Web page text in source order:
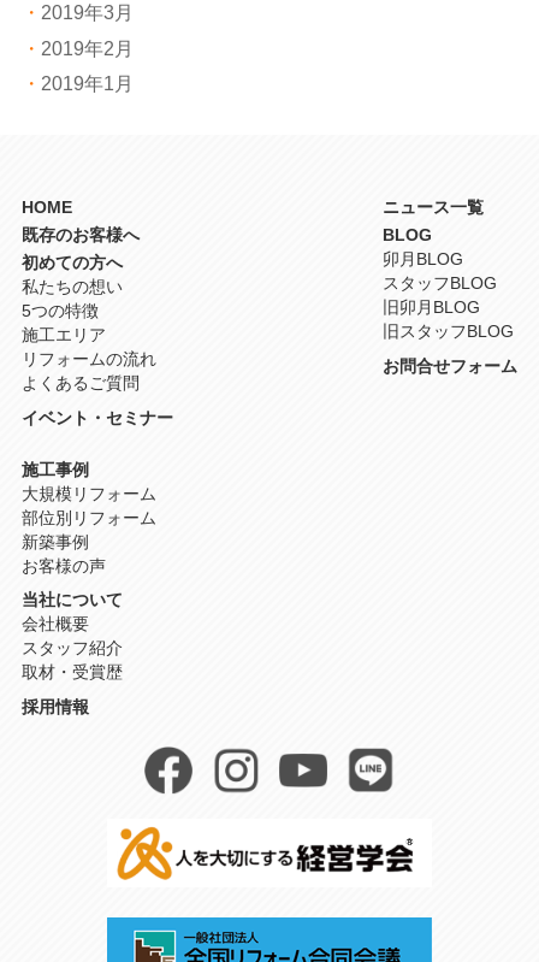
2019年3月
2019年2月
2019年1月
HOME
既存のお客様へ
初めての方へ
私たちの想い
5つの特徴
施工エリア
リフォームの流れ
よくあるご質問
イベント・セミナー
施工事例
大規模リフォーム
部位別リフォーム
新築事例
お客様の声
当社について
会社概要
スタッフ紹介
取材・受賞歴
採用情報
ニュース一覧
BLOG
卯月BLOG
スタッフBLOG
旧卯月BLOG
旧スタッフBLOG
お問合せフォーム